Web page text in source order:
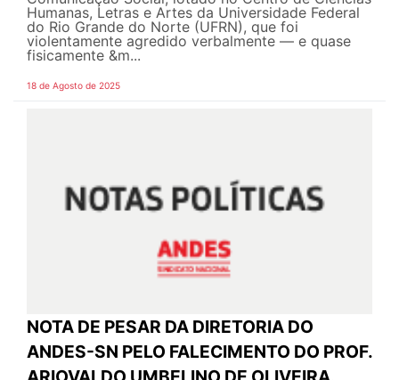
Humanas, Letras e Artes da Universidade Federal
do Rio Grande do Norte (UFRN), que foi
violentamente agredido verbalmente — e quase
fisicamente &m...
18 de Agosto de 2025
NOTA DE PESAR DA DIRETORIA DO
ANDES-SN PELO FALECIMENTO DO PROF.